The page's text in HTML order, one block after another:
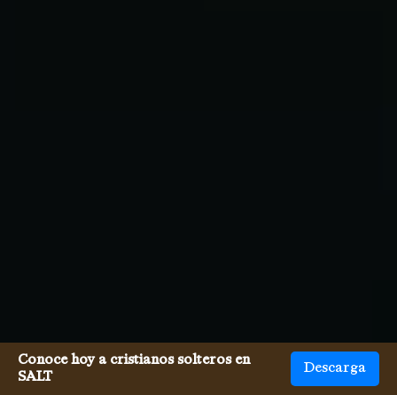
Conoce hoy a cristianos solteros en
SALT
Descarga